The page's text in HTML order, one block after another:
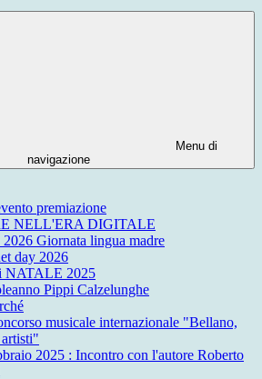
Menu di
navigazione
premiazione
NELL'ERA DIGITALE
2026 Giornata lingua madre
day 2026
NATALE 2025
Pippi Calzelunghe
musicale internazionale "Bellano,
artisti"
2025 : Incontro con l'autore Roberto